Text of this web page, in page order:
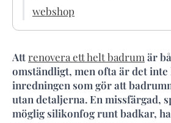
webshop
Attrenovera ett helt badrum är
omständligt, men ofta är det
inredningen som gör att
utan detaljerna. En missfärgad,
möglig silikonfog runt badkar,